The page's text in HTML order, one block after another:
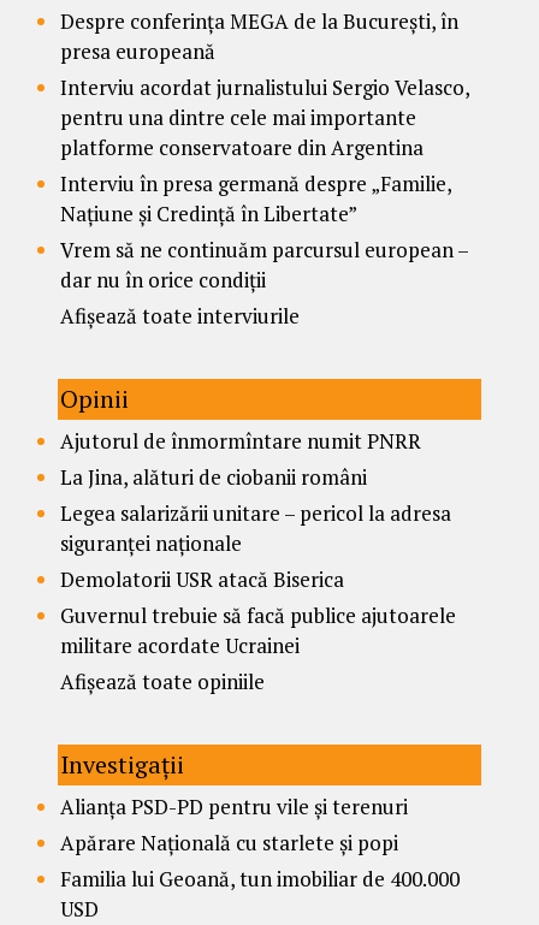
Despre conferința MEGA de la București, în
presa europeană
Interviu acordat jurnalistului Sergio Velasco,
pentru una dintre cele mai importante
platforme conservatoare din Argentina
Interviu în presa germană despre „Familie,
Națiune și Credință în Libertate”
Vrem să ne continuăm parcursul european –
dar nu în orice condiții
Afișează toate interviurile
Opinii
Ajutorul de înmormîntare numit PNRR
La Jina, alături de ciobanii români
Legea salarizării unitare – pericol la adresa
siguranței naționale
Demolatorii USR atacă Biserica
Guvernul trebuie să facă publice ajutoarele
militare acordate Ucrainei
Afișează toate opiniile
Investigații
Alianța PSD-PD pentru vile și terenuri
Apărare Națională cu starlete și popi
Familia lui Geoană, tun imobiliar de 400.000
USD